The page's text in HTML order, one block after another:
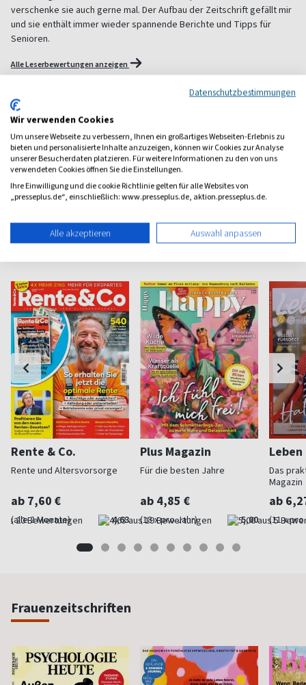
verschenke sie auch gerne mal. Der Aufbau der Zeitschrift gefällt mir
und sie enthält immer wieder spannende Berichte und Tipps für
Senioren.
Alle Leserbewertungen anzeigen
1 Jahr Freude schenken!
Bei einer Auswahl von über 1.800 Magazinen finden Sie das
richtige Geschenk für jeden.
zum Geschenkabo-Finder
Weitere Familie-Magazine
Rente & Co.
Rente und Altersvorsorge
ab 7,60 €
(alle 2 Monate) 4,63
Plus Magazin
Für die besten Jahre
ab 4,85 €
(18 x pro Jahr) 5,00
Das
Magazin
ab
(11 x
Frauenzeitschriften
Datenschutzbestimmungen
Wir verwenden Cookies
Um unsere Webseite zu verbessern, Ihnen ein großartiges Webseiten-Erlebnis zu
bieten und personalisierte Inhalte anzuzeigen, können wir Cookies zur Analyse
unserer Besucherdaten platzieren. Für weitere Informationen zu den von uns
verwendeten Cookies öffnen Sie die Einstellungen.
Ihre Einwilligung und die cookie Richtlinie gelten für alle Websites von
„presseplus.de“, einschließlich: www.presseplus.de, aktion.presseplus.de.
Alle akzeptieren Auswahl anpassen